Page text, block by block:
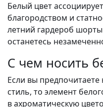
Белый цвет
благородством и
летний гардероб
останетесь
С чем носить
Если вы
стиль, то элемент
в ахроматическую